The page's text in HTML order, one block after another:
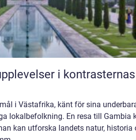
i Västafrika, känt för sina
lokalbefolkning. En resa till Gambia
kan utforska landets natur, historia